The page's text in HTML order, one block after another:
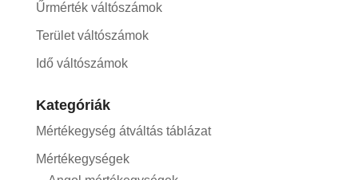
Űrmérték váltószámok
Terület váltószámok
Idő váltószámok
Kategóriák
Mértékegység átváltás táblázat
Mértékegységek